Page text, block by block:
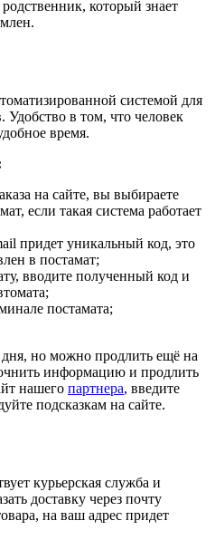
который знает
системой для
Удобство в том, что человек
время.
на сайте, вы выбираете
если такая система работает
придет уникальный код, это
в постамат;
вводите полученный код и
постамата;
но можно продлить ещё на
информацию и продлить
нашего партнера, введите
подсказкам на сайте.
курьерская служба и
доставку через почту
на ваш адрес придет